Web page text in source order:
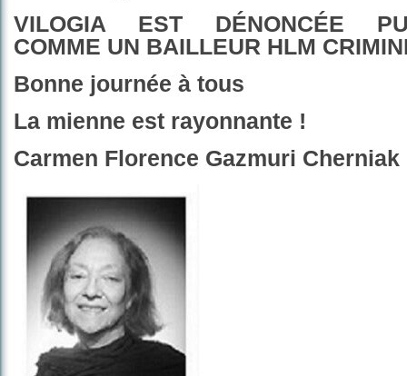
VILOGIA EST DÉNONCÉE
COMME UN BAILLEUR HLM
Bonne journée à tous
La mienne est rayonnante !
Carmen Florence Gazmuri Cherniak